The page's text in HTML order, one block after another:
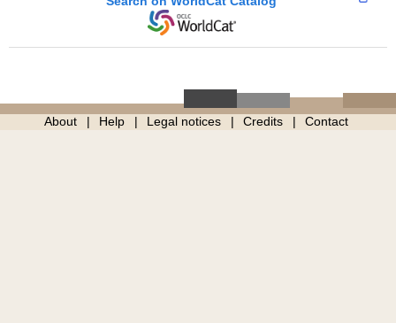
About Help Legal notices Credits Contact